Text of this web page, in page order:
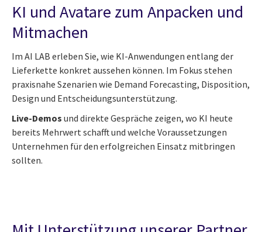
KI und Avatare zum Anpacken und
Mitmachen
Im AI LAB erleben Sie, wie KI-Anwendungen entlang der
Lieferkette konkret aussehen können. Im Fokus stehen
praxisnahe Szenarien wie Demand Forecasting, Disposition,
Design und Entscheidungsunterstützung.
Live-Demos und direkte Gespräche zeigen, wo KI heute
bereits Mehrwert schafft und welche Voraussetzungen
Unternehmen für den erfolgreichen Einsatz mitbringen
sollten.